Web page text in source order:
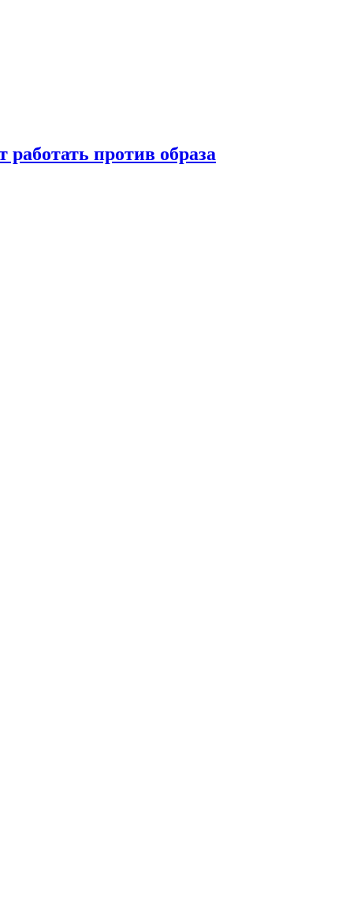
против образа